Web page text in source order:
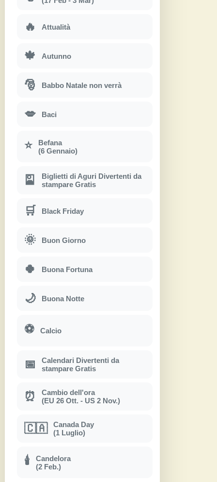
🔥 Attualità
🍁 Autunno
🎅 Babbo Natale non verrà
💋 Baci
⭐
Befana
(6 Gennaio)
🎴
Biglietti di Aguri Divertenti da
stampare Gratis
🛒 Black Friday
🌞 Buon Giorno
🍀 Buona Fortuna
🌙 Buona Notte
⚽ Calcio
📅
Calendari Divertenti da
stampare Gratis
⏰
Cambio dell'ora
(EU 26 Ott. - US 2 Nov.)
🇨🇦
Canada Day
(1 Luglio)
🕯
Candelora
(2 Feb.)